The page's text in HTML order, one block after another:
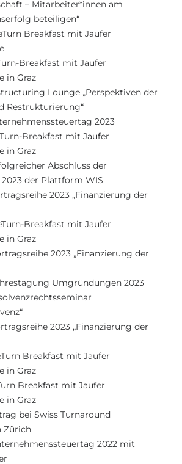
– Mitarbeiter*innen am
beteiligen“
Breakfast mit Jaufer
Breakfast mit Jaufer
in Graz
Lounge „Perspektiven der
Restrukturierung“
2023
Breakfast mit Jaufer
in Graz
Abschluss der
der Plattform WIS
2023 „Finanzierung der
Breakfast mit Jaufer
in Graz
2023 „Finanzierung der
Umgründungen 2023
2023 „Finanzierung der
Breakfast mit Jaufer
in Graz
Breakfast mit Jaufer
in Graz
bei Swiss Turnaround
Zürich
2022 mit